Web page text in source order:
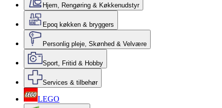
Hjem, Rengøring & Køkkenudstyr
Epoq køkken & bryggers
Personlig pleje, Skønhed & Velvære
Sport, Fritid & Hobby
Services & tilbehør
LEGO